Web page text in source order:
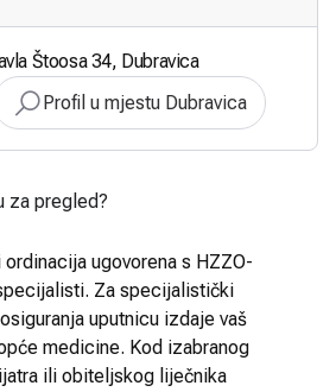
Štoosa 34, Dubravica
Profil u mjestu Dubravica
za pregled?
ugovorena s HZZO-
Za specijalistički
uputnicu izdaje vaš
medicine. Kod izabranog
ili obiteljskog liječnika